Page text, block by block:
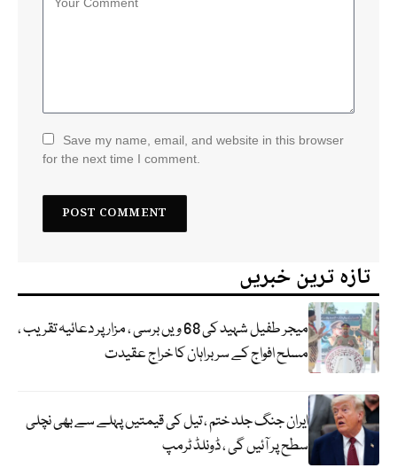
Save my name, email, and website in this browser
for the next time I comment.
تازہ ترین خبریں
میجر طفیل شہید کی 68 ویں برسی ، مزار پر دعائیہ تقریب ،
مسلح افواج کے سربراہان کا خراج عقیدت
ایران جنگ جلد ختم ، تیل کی قیمتیں پہلے سے بھی نچلی
سطح پر آئیں گی ، ڈونلڈ ٹرمپ